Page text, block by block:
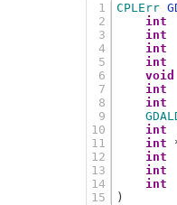
1
2
3
4
5
6
7
8
9
10
11
12
13
14
15
CPLErr
int
int
int
int
void
int
int
int
int
int
int
int
)